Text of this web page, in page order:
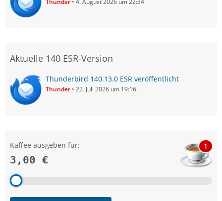
Aktuelle 140 ESR-Version
Thunderbird 140.13.0 ESR veröffentlicht
Thunder 22. Juli 2026 um 19:16
Kaffee ausgeben für:
3,00 €
1